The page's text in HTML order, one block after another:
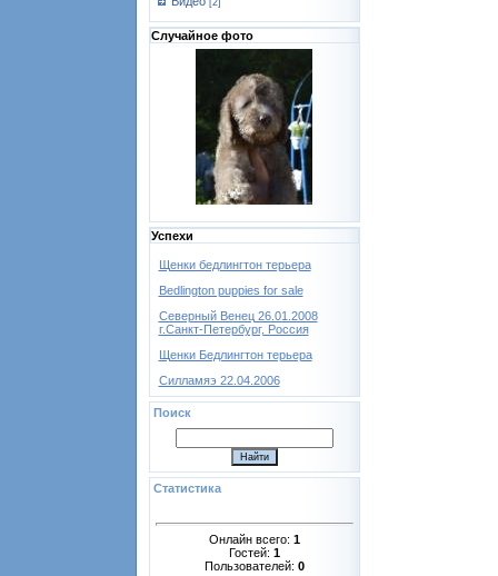
[2]
Случайное фото
Успехи
Щенки бедлингтон терьера
Bedlington puppies for sale
Северный Венец 26.01.2008
г.Санкт-Петербург, Россия
Щенки Бедлингтон терьера
Силламяэ 22.04.2006
Поиск
Статистика
Онлайн всего: 1
Гостей: 1
Пользователей: 0